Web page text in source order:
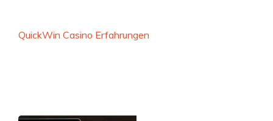
QuickWin Casino Erfahrungen